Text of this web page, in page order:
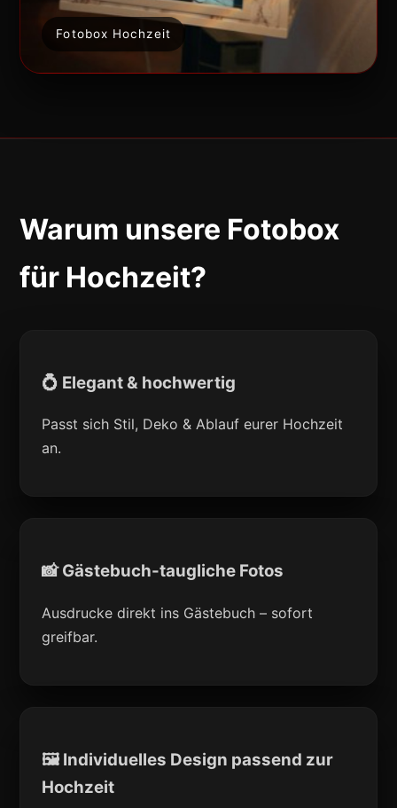
Fotobox Hochzeit
Warum unsere Fotobox
für Hochzeit?
💍 Elegant & hochwertig
Passt sich Stil, Deko & Ablauf eurer Hochzeit
an.
📸 Gästebuch-taugliche Fotos
Ausdrucke direkt ins Gästebuch – sofort
greifbar.
🖼 Individuelles Design passend zur
Hochzeit